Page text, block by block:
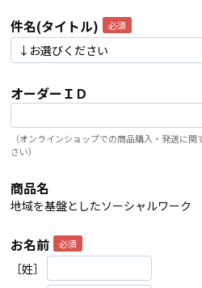
件名(タイトル)
オーダーＩＤ
（オンラインショップでの商品購入・発送に
さい）
商品名
地域を基盤としたソーシャルワー
お名前
［姓］